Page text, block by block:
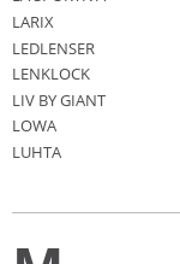
LARIX
LEDLENSER
LENKLOCK
LIV BY GIANT
LOWA
LUHTA